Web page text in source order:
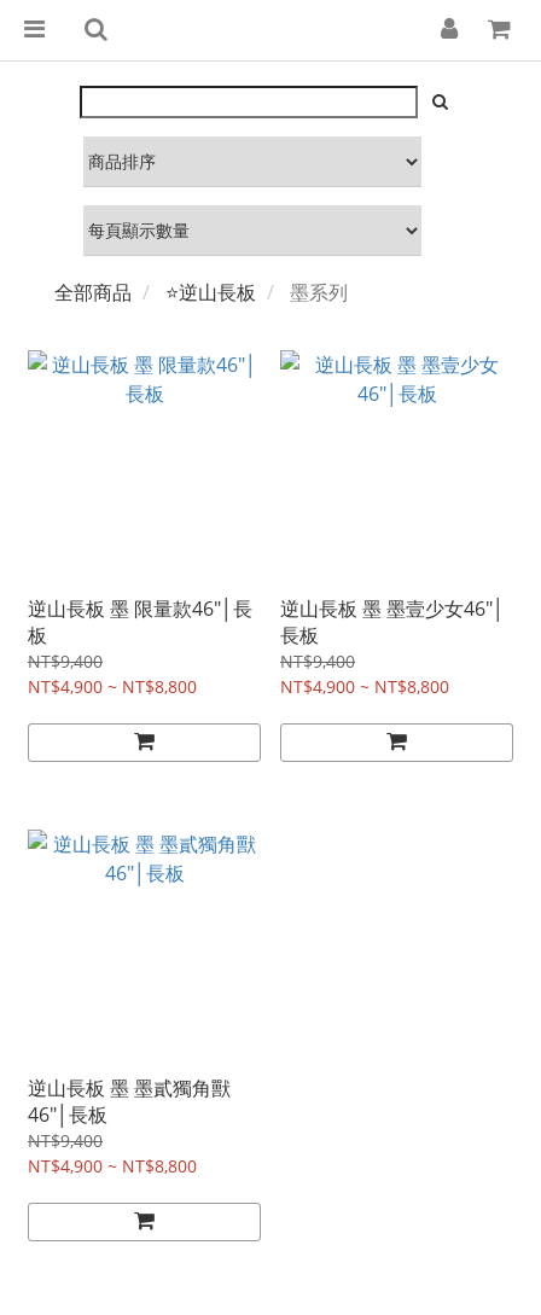
全部商品 ⭐逆山長板 墨系列
逆山長板 墨 限量款46"│長
板
NT$9,400
NT$4,900 ~ NT$8,800
逆山長板 墨 墨壹少女46"│
長板
NT$9,400
NT$4,900 ~ NT$8,800
逆山長板 墨 墨貳獨角獸
46"│長板
NT$9,400
NT$4,900 ~ NT$8,800